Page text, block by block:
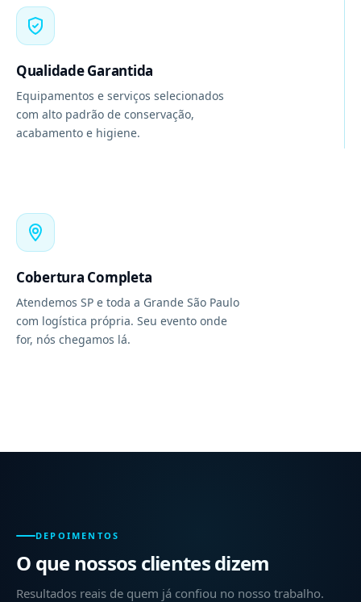
Qualidade Garantida
Equipamentos e serviços selecionados
com alto padrão de conservação,
acabamento e higiene.
Cobertura Completa
Atendemos SP e toda a Grande São Paulo
com logística própria. Seu evento onde
for, nós chegamos lá.
DEPOIMENTOS
O que nossos clientes dizem
Resultados reais de quem já confiou no nosso trabalho.